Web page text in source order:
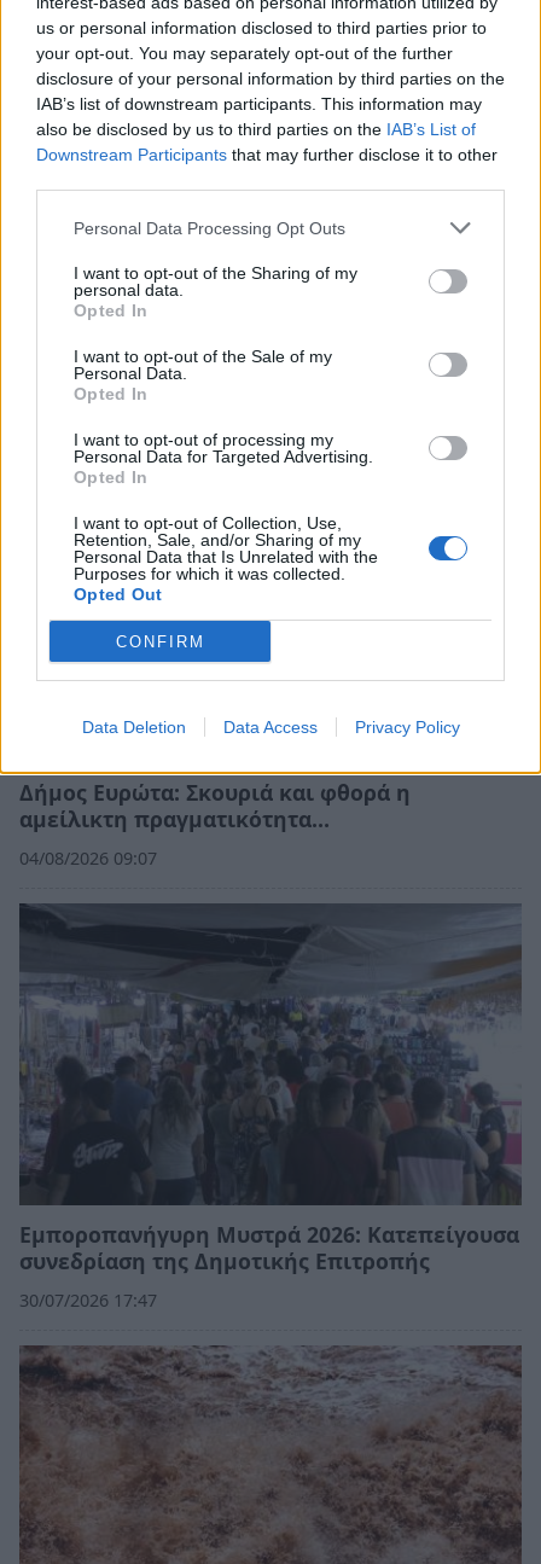
us or personal information disclosed to third parties prior to
your opt-out. You may separately opt-out of the further
disclosure of your personal information by third parties on the
IAB’s list of downstream participants. This information may
also be disclosed by us to third parties on the IAB’s List of
Downstream Participants that may further disclose it to other
Personal Data Processing Opt Outs
I want to opt-out of the Sharing of my
personal data.
Opted In
I want to opt-out of the Sale of my
Personal Data.
Opted In
I want to opt-out of processing my
Personal Data for Targeted Advertising.
Opted In
I want to opt-out of Collection, Use,
Retention, Sale, and/or Sharing of my
Personal Data that Is Unrelated with the
Purposes for which it was collected.
Opted Out
CONFIRM
Data Deletion Data Access Privacy Policy
Λακωνία: Ο Δημήτρης Μανιατάκος ακούει
αλλά δεν μιλάει – Θα είναι υποψήφιος
δήμαρχος Ευρώτα;
Δήμος Ευρώτα: Σκουριά και φθορά η
αμείλικτη πραγματικότητα…
04/08/2026 09:07
Εμποροπανήγυρη Μυστρά 2026: Κατεπείγουσα
συνεδρίαση της Δημοτικής Επιτροπής
30/07/2026 17:47